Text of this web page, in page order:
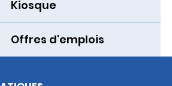
Kiosque
Offres d'emplois